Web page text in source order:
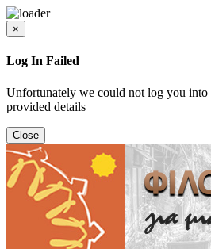
×
Log In Failed
Unfortunately we could not log you
provided details
Close